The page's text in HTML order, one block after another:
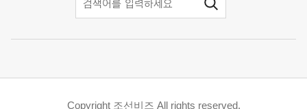
Copyright 조선비즈 All rights reserved.